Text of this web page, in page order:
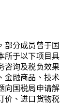
部分成员曾于国
所于以下项目具
咨询及税负效果
金融商品、技术
向国税局申请解
价、进口货物税